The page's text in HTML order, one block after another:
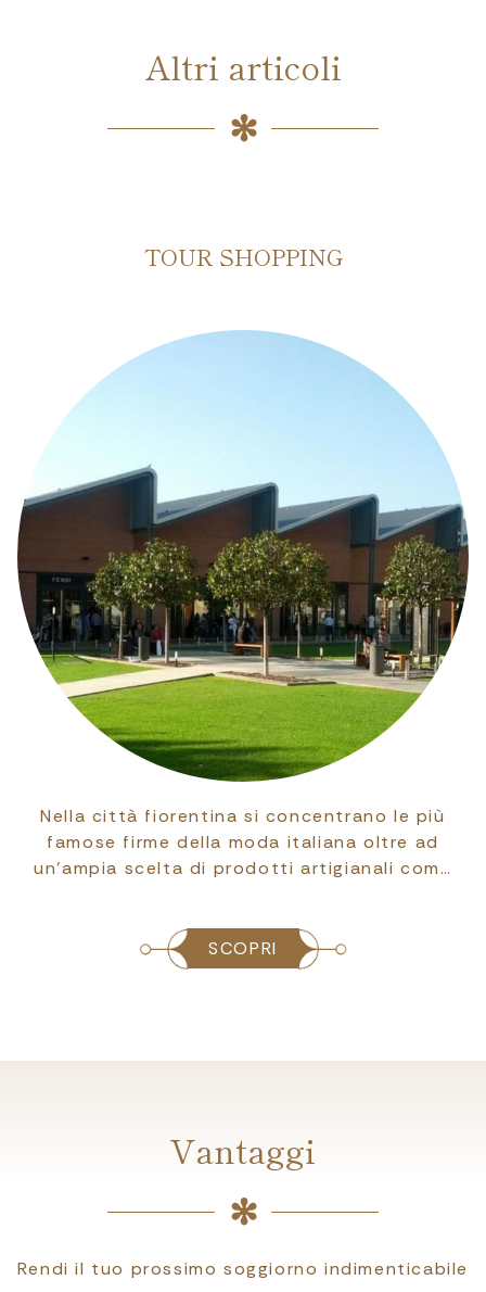
Altri articoli
TOUR SHOPPING
Nella città fiorentina si concentrano le più
famose firme della moda italiana oltre ad
un'ampia scelta di prodotti artigianali com…
SCOPRI
Vantaggi
Rendi il tuo prossimo soggiorno indimenticabile